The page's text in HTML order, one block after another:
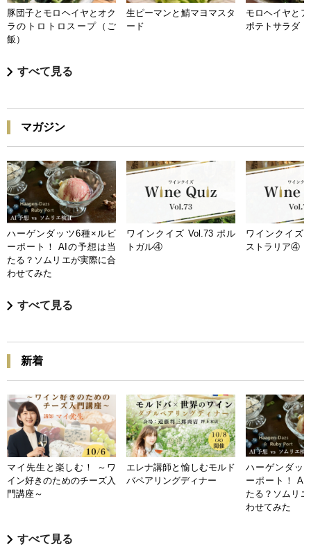
豚団子とモロヘイヤとオク
ラのトロトロスープ（ご
飯）
生ピーマンと鯖マヨマスタ
ード
モロヘイヤと
ポテトサラダ
すべて見る
マガジン
ハーゲンダッツ6種×ルビ
ーポート！ AIの予想は当
たる？ソムリエが実際に合
わせてみた
ワインクイズ Vol.73 ポル
トガル④
ワインクイズ
ストラリア④
すべて見る
新着
マイ先生と楽しむ！ ～ワ
イン好きのためのチーズ入
門講座～
エレナ講師と愉しむモルド
バペアリングディナー
ハーゲンダッ
ーポート！ AI
たる？ソムリ
わせてみた
すべて見る